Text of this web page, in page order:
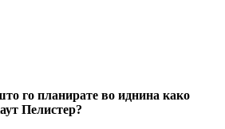
го планирате во иднина како
Пелистер?